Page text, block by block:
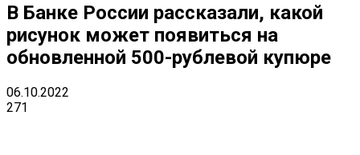
В Банке России рассказали, какой
рисунок может появиться на
обновленной 500-рублевой купюре
06.10.2022
271